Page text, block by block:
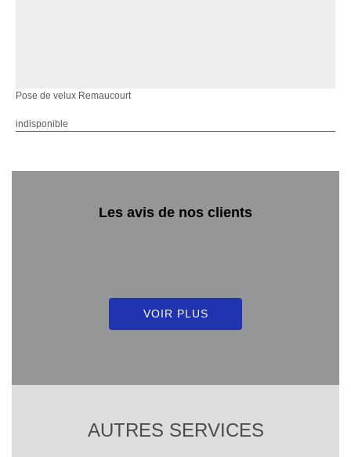
Pose de velux Remaucourt
indisponible
Les avis de nos clients
VOIR PLUS
AUTRES SERVICES